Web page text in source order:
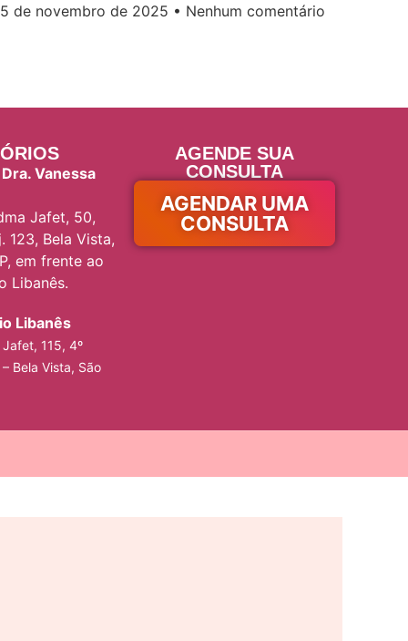
de novembro de 2025
Nenhum comentário
Vanessa
Jafet, 50,
123, Bela Vista,
em frente ao
Libanês.
Libanês
115, 4º
Bela Vista, São
AGENDE SUA
CONSULTA
AGENDAR UMA
CONSULTA